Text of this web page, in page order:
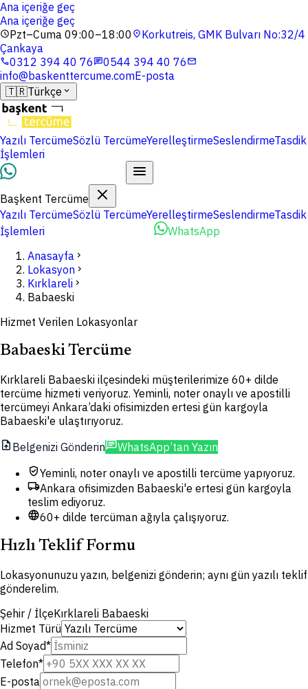
Ana içeriğe geç
Ana içeriğe geç
schedulePzt–Cuma 09:00–18:00 location_onKorkutreis, GMK Bulvarı No:32/4
Çankaya
phone0312 394 40 76chat0544 394 40 76mail
info@baskenttercume.comE-posta
🇹🇷Türkçe expand_more
Yazılı TercümeSözlü TercümeYerelleştirmeSeslendirmeTasdik
İşlemleri
Başkent Tercüme
Yazılı TercümeSözlü TercümeYerelleştirmeSeslendirmeTasdik
İşlemleri
WhatsApp
Anasayfa chevron_right
Lokasyon chevron_right
Kırklareli chevron_right
Babaeski
Hizmet Verilen Lokasyonlar
Babaeski Tercüme
Kırklareli Babaeski ilçesindeki müşterilerimize 60+ dilde
tercüme hizmeti veriyoruz. Yeminli, noter onaylı ve apostilli
tercümeyi Ankara’daki ofisimizden ertesi gün kargoyla
Babaeski'e ulaştırıyoruz.
upload_file Belgenizi GönderinchatWhatsApp’tan Yazın
verified_userYeminli, noter onaylı ve apostilli tercüme yapıyoruz.
local_shippingAnkara ofisimizden Babaeski'e ertesi gün kargoyla
teslim ediyoruz.
language60+ dilde tercüman ağıyla çalışıyoruz.
Hızlı Teklif Formu
Lokasyonunuzu yazın, belgenizi gönderin; aynı gün yazılı teklif
gönderelim.
Şehir / İlçeKırklareli Babaeski
Hizmet Türü
Ad Soyad*
Telefon*
E-posta